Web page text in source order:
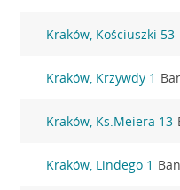
Kraków, Kościuszki 53
Kraków, Krzywdy 1
Kraków, Ks.Meiera 13
Kraków, Lindego 1